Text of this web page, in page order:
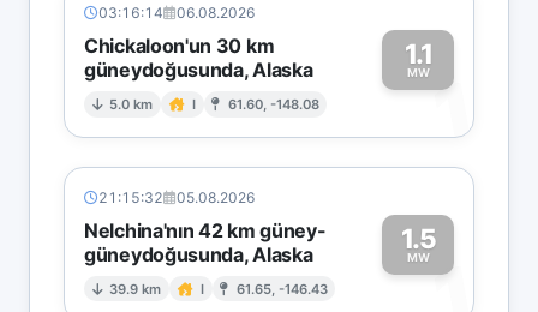
03:16:14 06.08.2026
Chickaloon'un 30 km
güneydoğusunda, Alaska
5.0 km I 61.60, -148.08
1.1
MW1
21:15:32 05.08.2026
Nelchina'nın 42 km güney-
güneydoğusunda, Alaska
39.9 km I 61.65, -146.43
1.5
MW